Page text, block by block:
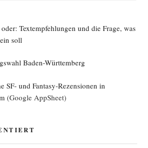
Textempfehlungen und die Frage, was
soll
Baden-Württemberg
SF- und Fantasy-Rezensionen in
(Google AppSheet)